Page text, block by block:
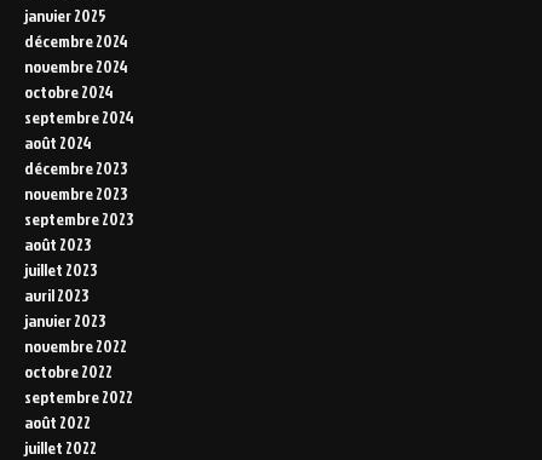
janvier 2025
décembre 2024
novembre 2024
octobre 2024
septembre 2024
août 2024
décembre 2023
novembre 2023
septembre 2023
août 2023
juillet 2023
avril 2023
janvier 2023
novembre 2022
octobre 2022
septembre 2022
août 2022
juillet 2022